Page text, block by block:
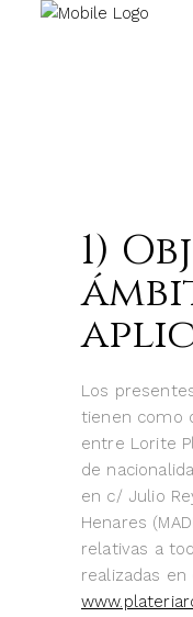
1)
Los
tienen como
entre Lorite
de
en c/ Julio
Henares
relativas a
realizadas